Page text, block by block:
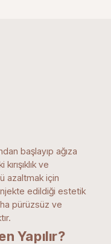
başlayıp ağıza
ve
azaltmak için
edildiği estetik
pürüzsüz ve
Yapılır?